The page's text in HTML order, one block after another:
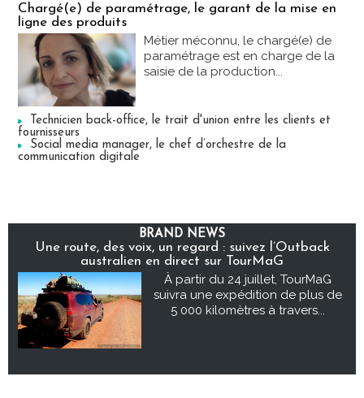
Chargé(e) de paramétrage, le garant de la mise en
ligne des produits
Métier méconnu, le chargé(e) de
paramétrage est en charge de la
saisie de la production...
Technicien back-office, le trait d'union entre les clients et
fournisseurs
Social media manager, le chef d’orchestre de la
communication digitale
BRAND NEWS
Une route, des voix, un regard : suivez l’Outback
australien en direct sur TourMaG
À partir du 24 juillet, TourMaG
suivra une expédition de plus de
5 000 kilomètres à travers...